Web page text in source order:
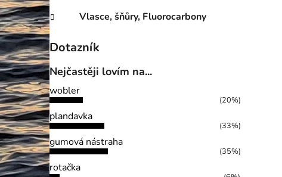
Vlasce, šňůry, Fluorocarbony
Dotazník
Nejčastěji lovím na...
wobler
(20%)
plandavka
(33%)
gumová nástraha
(35%)
rotačka